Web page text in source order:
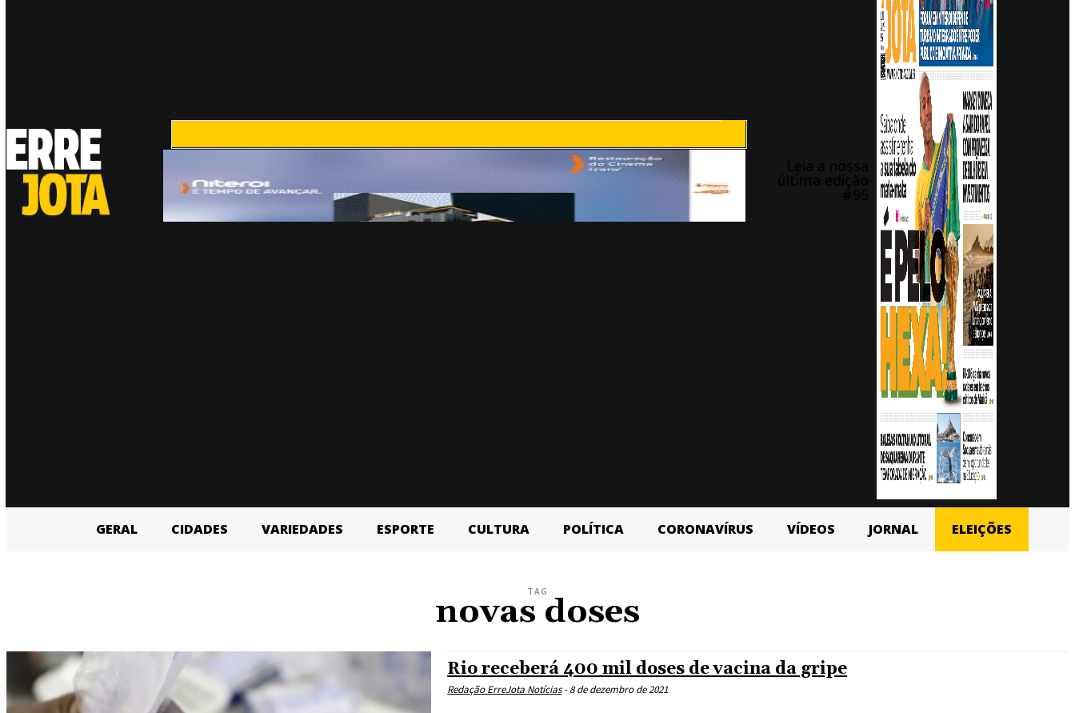
GERAL CIDADES VARIEDADES ESPORTE CULTURA POLÍTICA CORONAVÍRUS VÍDEOS JORNAL ELEIÇÕES
TAG
novas doses
Rio receberá 400 mil doses de vacina da gripe
Redação ErreJota Notícias - 8 de dezembro de 2021